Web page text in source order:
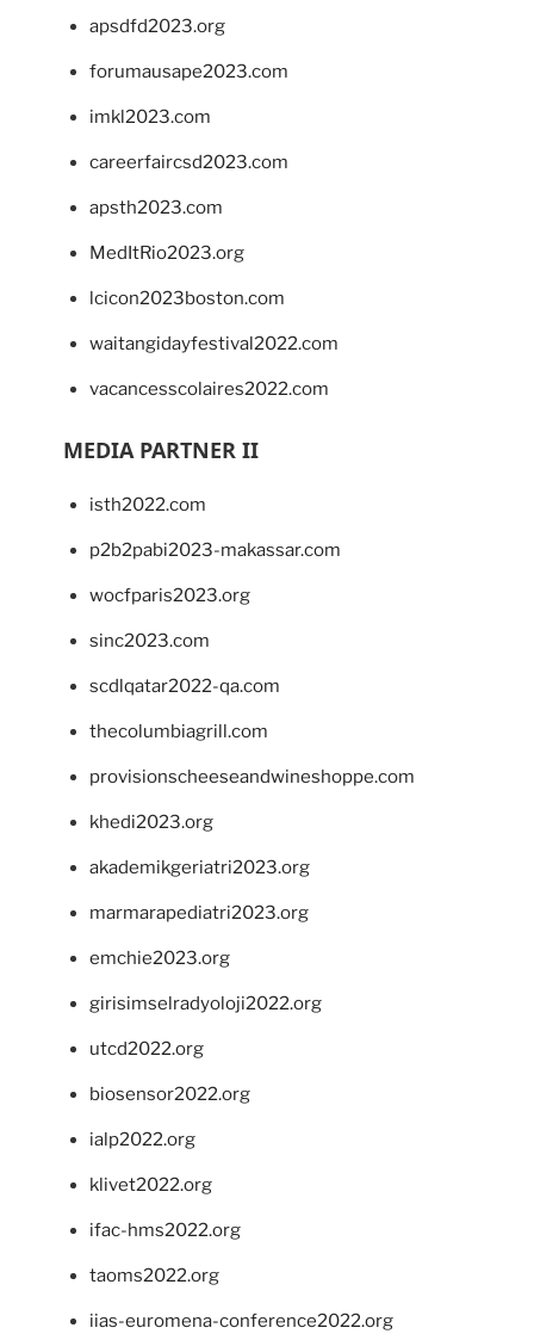
apsdfd2023.org
forumausape2023.com
imkl2023.com
careerfaircsd2023.com
apsth2023.com
MedItRio2023.org
lcicon2023boston.com
waitangidayfestival2022.com
vacancesscolaires2022.com
MEDIA PARTNER II
isth2022.com
p2b2pabi2023-makassar.com
wocfparis2023.org
sinc2023.com
scdlqatar2022-qa.com
thecolumbiagrill.com
provisionscheeseandwineshoppe.com
khedi2023.org
akademikgeriatri2023.org
marmarapediatri2023.org
emchie2023.org
girisimselradyoloji2022.org
utcd2022.org
biosensor2022.org
ialp2022.org
klivet2022.org
ifac-hms2022.org
taoms2022.org
iias-euromena-conference2022.org